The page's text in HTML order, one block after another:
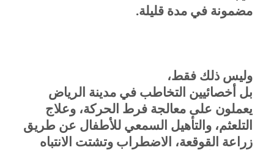
مضمونة في مدة قليلة.
وليس ذلك فقط،
بل أخصائيين التخاطب في مدينة الرياض
يعملون على معالجة فرط الحركة، وعلاج
التلعثم، والتأهيل السمعي للأطفال عن طريق
زراعة القوقعة، الاضطراب وتشتت الانتباه